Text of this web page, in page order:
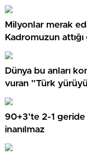
Milyonlar merak
Kadromuzun
Dünya bu anları
vuran ”Türk
90+3’te 2-1 geride
inanılmaz